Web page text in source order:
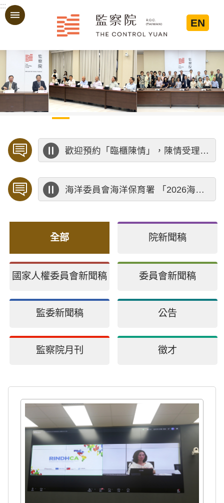
跳到主要內容區塊
:::
EN
歡迎預約「臨櫃陳情」，陳情受理中心將優先排定人員與您接談，釐清案情爭點後收案處理，以節省您的寶貴時間。
海洋委員會海洋保育署 「2026海洋保育創意短影音競賽」活動
全部 院新聞稿
國家人權委員會新聞稿 委員會新聞稿
監委新聞稿 公告
監察院月刊 徵才